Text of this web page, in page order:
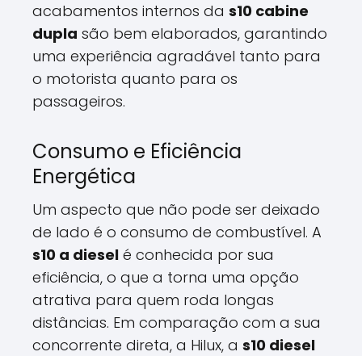
acabamentos internos da s10 cabine
dupla são bem elaborados, garantindo
uma experiência agradável tanto para
o motorista quanto para os
passageiros.
Consumo e Eficiência
Energética
Um aspecto que não pode ser deixado
de lado é o consumo de combustível. A
s10 a diesel é conhecida por sua
eficiência, o que a torna uma opção
atrativa para quem roda longas
distâncias. Em comparação com a sua
concorrente direta, a Hilux, a s10 diesel